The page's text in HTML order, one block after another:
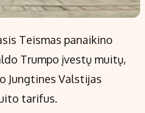
Teismas panaikino
Trumpo įvestų muitų,
Jungtines Valstijas
tarifus.